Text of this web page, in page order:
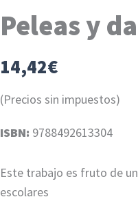
Peleas y
14,42€
(Precios sin impuestos)
ISBN: 9788492613304
Este trabajo es fruto de
escolares